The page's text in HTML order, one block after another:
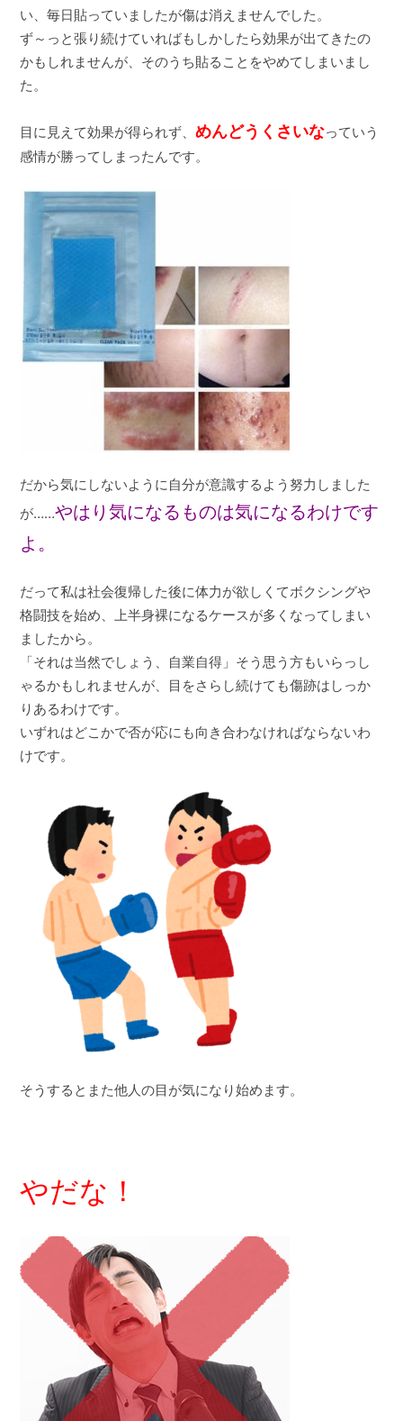
い、毎日貼っていましたが傷は消えませんでした。
ず～っと張り続けていればもしかしたら効果が出てきたの
かもしれませんが、そのうち貼ることをやめてしまいまし
た。
目に見えて効果が得られず、めんどうくさいなっていう
感情が勝ってしまったんです。
だから気にしないように自分が意識するよう努力しました
が……やはり気になるものは気になるわけです
よ。
だって私は社会復帰した後に体力が欲しくてボクシングや
格闘技を始め、上半身裸になるケースが多くなってしまい
ましたから。
「それは当然でしょう、自業自得」そう思う方もいらっし
ゃるかもしれませんが、目をさらし続けても傷跡はしっか
りあるわけです。
いずれはどこかで否が応にも向き合わなければならないわ
けです。
そうするとまた他人の目が気になり始めます。
やだな！